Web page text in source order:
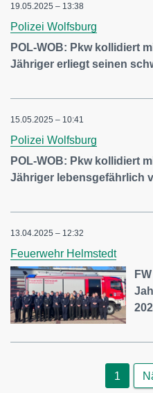
19.05.2025 – 13:38
Polizei Wolfsburg
POL-WOB: Pkw kollidiert
Jähriger erliegt seinen
15.05.2025 – 10:41
Polizei Wolfsburg
POL-WOB: Pkw kollidiert
Jähriger lebensgefährlich
13.04.2025 – 12:32
Feuerwehr Helmstedt
1